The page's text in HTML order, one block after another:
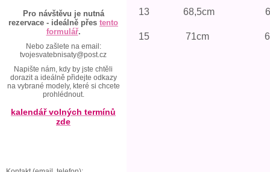
Pro návštěvu je nutná
rezervace - ideálně přes tento
formulář.
Nebo zašlete na email:
tvojesvatebnisaty@post.cz
Napište nám, kdy by jste chtěli
dorazit a ideálně přidejte odkazy
na vybrané modely, které si chcete
prohlédnout.
kalendář volných termínů
zde
13 68,5cm
15 71cm